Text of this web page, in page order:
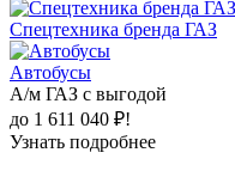
Спецтехника бренда ГАЗ
Автобусы
А/м ГАЗ с выгодой
до 1 611 040 ₽!
Узнать подробнее